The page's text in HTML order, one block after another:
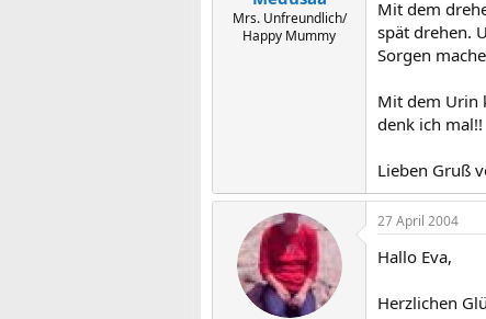
Mrs. Unfreundlich/
Happy Mummy
Mit dem
spät drehen.
Sorgen
Mit dem Urin
denk ich mal!!
Lieben Gruß
27 April 2004
Hallo Eva,
Herzlichen